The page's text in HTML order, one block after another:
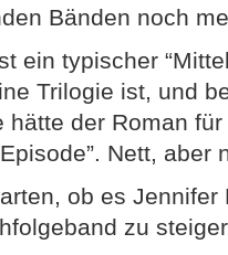
Bänden noch
ein typischer
Trilogie ist, und
hätte der Roman
Nett, aber
ob es
zu